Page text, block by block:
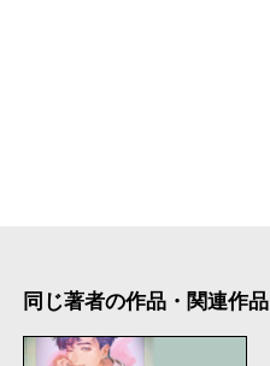
同じ著者の作品・関連作品